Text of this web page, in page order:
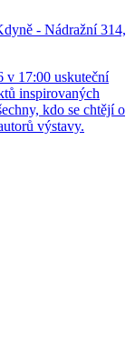
- Nádražní 314,
v 17:00 uskuteční
inspirovaných
kdo se chtějí o
výstavy.